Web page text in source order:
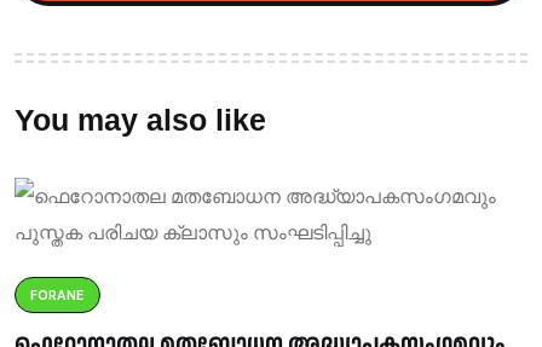
You may also like
FORANE